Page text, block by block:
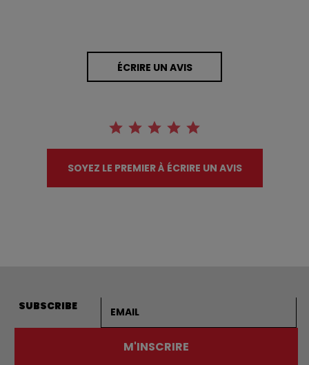
ÉCRIRE UN AVIS
SOYEZ LE PREMIER À ÉCRIRE UN AVIS
SUBSCRIBE
M'INSCRIRE